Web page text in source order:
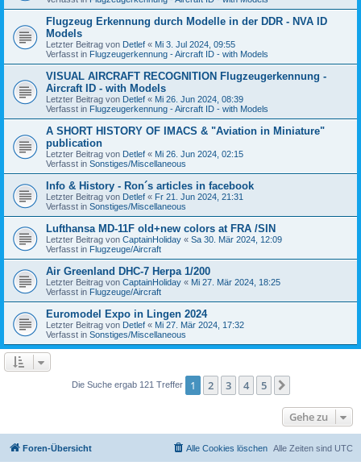
Flugzeug Erkennung durch Modelle in der DDR - NVA ID
Models
Letzter Beitrag von Detlef « Mi 3. Jul 2024, 09:55
Verfasst in Flugzeugerkennung - Aircraft ID - with Models
VISUAL AIRCRAFT RECOGNITION Flugzeugerkennung -
Aircraft ID - with Models
Letzter Beitrag von Detlef « Mi 26. Jun 2024, 08:39
Verfasst in Flugzeugerkennung - Aircraft ID - with Models
A SHORT HISTORY OF IMACS & "Aviation in Miniature"
publication
Letzter Beitrag von Detlef « Mi 26. Jun 2024, 02:15
Verfasst in Sonstiges/Miscellaneous
Info & History - Ron´s articles in facebook
Letzter Beitrag von Detlef « Fr 21. Jun 2024, 21:31
Verfasst in Sonstiges/Miscellaneous
Lufthansa MD-11F old+new colors at FRA /SIN
Letzter Beitrag von CaptainHoliday « Sa 30. Mär 2024, 12:09
Verfasst in Flugzeuge/Aircraft
Air Greenland DHC-7 Herpa 1/200
Letzter Beitrag von CaptainHoliday « Mi 27. Mär 2024, 18:25
Verfasst in Flugzeuge/Aircraft
Euromodel Expo in Lingen 2024
Letzter Beitrag von Detlef « Mi 27. Mär 2024, 17:32
Verfasst in Sonstiges/Miscellaneous
Die Suche ergab 121 Treffer 1 2 3 4 5
Gehe zu
Foren-Übersicht Alle Zeiten sind UTC
Alle Cookies löschen